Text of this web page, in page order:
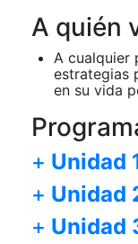
A quién
A cualquier
estrategias
en su vida
+ Unidad
+ Unidad
+ Unidad